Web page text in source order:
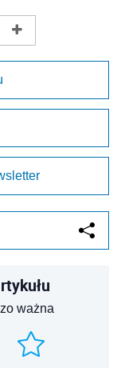
ważna